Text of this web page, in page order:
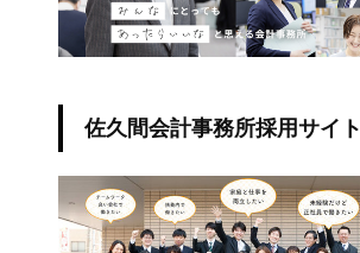
佐久間会計事務所採用サイト